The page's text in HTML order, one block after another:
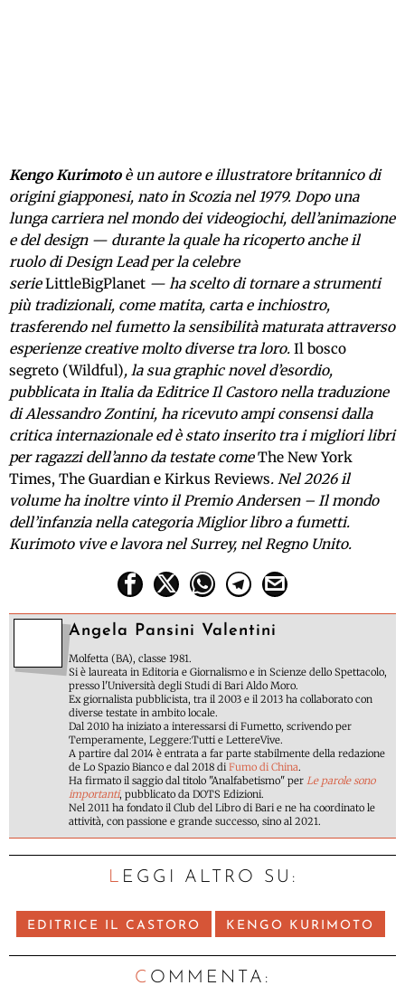
Kengo Kurimotoè un autore e illustratore britannico di
origini giapponesi, nato in Scozia nel 1979. Dopo una
lunga carriera nel mondo dei videogiochi, dell’animazione
e del design — durante la quale ha ricoperto anche il
ruolo di Design Lead per la celebre
serieLittleBigPlanet — ha scelto di tornare a strumenti
più tradizionali, come matita, carta e inchiostro,
trasferendo nel fumetto la sensibilità maturata attraverso
esperienze creative molto diverse tra loro. Il bosco
segreto (Wildful), la sua graphic novel d’esordio,
pubblicata in Italia da Editrice Il Castoro nella traduzione
di Alessandro Zontini, ha ricevuto ampi consensi dalla
critica internazionale ed è stato inserito tra i migliori libri
per ragazzi dell’anno da testate comeThe New York
Times, The Guardian e Kirkus Reviews. Nel 2026 il
volume ha inoltre vinto il Premio Andersen – Il mondo
dell’infanzia nella categoria Miglior libro a fumetti.
Kurimoto vive e lavora nel Surrey, nel Regno Unito.
Angela Pansini Valentini
Molfetta (BA), classe 1981.
Si è laureata in Editoria e Giornalismo e in Scienze dello Spettacolo,
presso l'Università degli Studi di Bari Aldo Moro.
Ex giornalista pubblicista, tra il 2003 e il 2013 ha collaborato con
diverse testate in ambito locale.
Dal 2010 ha iniziato a interessarsi di Fumetto, scrivendo per
Temperamente, Leggere:Tutti e LettereVive.
A partire dal 2014 è entrata a far parte stabilmente della redazione
de Lo Spazio Bianco e dal 2018 diFumo di China.
Ha firmato il saggio dal titolo "Analfabetismo" per Le parole sono
importanti, pubblicato da DOTS Edizioni.
Nel 2011 ha fondato il Club del Libro di Bari e ne ha coordinato le
attività, con passione e grande successo, sino al 2021.
LEGGI ALTRO SU:
EDITRICE IL CASTORO KENGO KURIMOTO
C OMMENTA: